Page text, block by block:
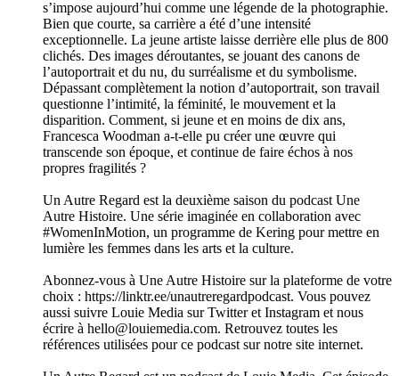
s’impose aujourd’hui comme une légende de la photographie.
Bien que courte, sa carrière a été d’une intensité
exceptionnelle. La jeune artiste laisse derrière elle plus de 800
clichés. Des images déroutantes, se jouant des canons de
l’autoportrait et du nu, du surréalisme et du symbolisme.
Dépassant complètement la notion d’autoportrait, son travail
questionne l’intimité, la féminité, le mouvement et la
disparition. Comment, si jeune et en moins de dix ans,
Francesca Woodman a-t-elle pu créer une œuvre qui
transcende son époque, et continue de faire échos à nos
propres fragilités ?
Un Autre Regard est la deuxième saison du podcast Une
Autre Histoire. Une série imaginée en collaboration avec
#WomenInMotion, un programme de Kering pour mettre en
lumière les femmes dans les arts et la culture.
Abonnez-vous à Une Autre Histoire sur la plateforme de votre
choix : https://linktr.ee/unautreregardpodcast. Vous pouvez
aussi suivre Louie Media sur Twitter et Instagram et nous
écrire à hello@louiemedia.com. Retrouvez toutes les
références utilisées pour ce podcast sur notre site internet.